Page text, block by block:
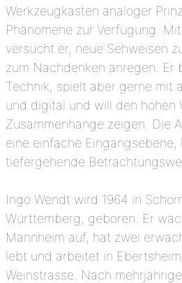
Werkzeugkasten analoger
Phänomene zur Verfügung.
versucht er, neue Sehweisen
zum Nachdenken anregen. Er
Technik, spielt aber gerne mit
und digital und will den hohen
Zusammenhänge zeigen. Die
eine einfache Eingangsebene,
tiefergehende
Ingo Wendt wird 1964 in
Württemberg, geboren. Er
Mannheim auf, hat zwei
lebt und arbeitet in
Weinstrasse. Nach